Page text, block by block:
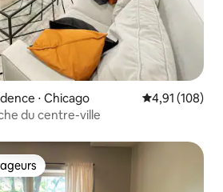
⋅ Chicago Évaluation
4,91 (108)
du centre-ville
les plus appréciés